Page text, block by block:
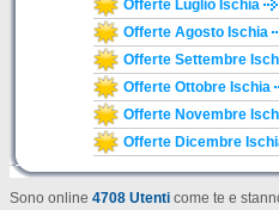
Offerte Luglio Ischia
Offerte Agosto Ischia
Offerte Settembre
Offerte Ottobre Ischia
Offerte Novembre
Offerte Dicembre
Sono online 4708 Utenti come te e